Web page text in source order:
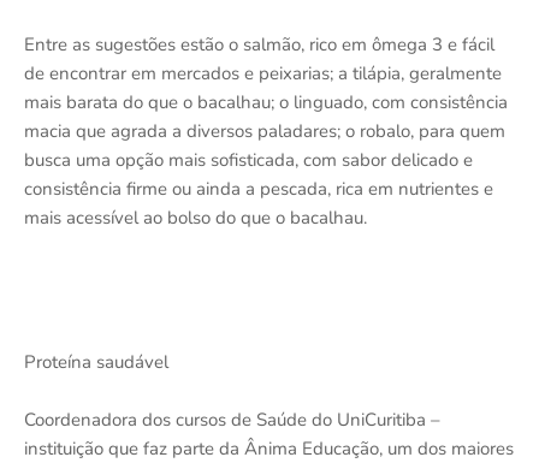
Entre as sugestões estão o salmão, rico em ômega 3 e fácil
de encontrar em mercados e peixarias; a tilápia, geralmente
mais barata do que o bacalhau; o linguado, com consistência
macia que agrada a diversos paladares; o robalo, para quem
busca uma opção mais sofisticada, com sabor delicado e
consistência firme ou ainda a pescada, rica em nutrientes e
mais acessível ao bolso do que o bacalhau.
Proteína saudável
Coordenadora dos cursos de Saúde do UniCuritiba –
instituição que faz parte da Ânima Educação, um dos maiores